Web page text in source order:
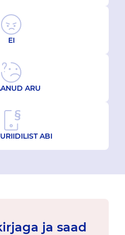
EI
ARU
ABI
ja saad